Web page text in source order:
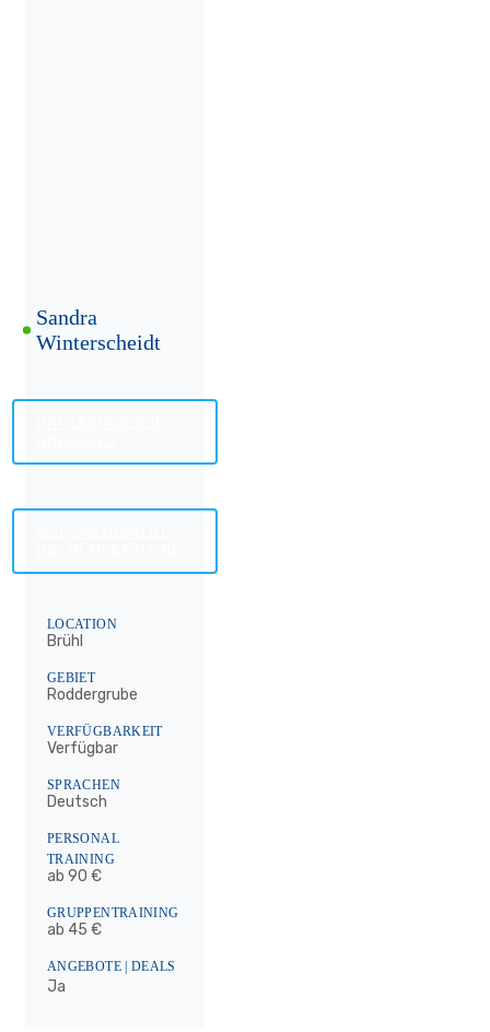
Sandra
Winterscheidt
LOCATION
Brühl
GEBIET
Roddergrube
VERFÜGBARKEIT
Verfügbar
SPRACHEN
Deutsch
PERSONAL
TRAINING
ab 90 €
GRUPPENTRAINING
ab 45 €
ANGEBOTE | DEALS
Ja